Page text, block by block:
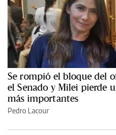
Se rompió el bloque del
el Senado y Milei pierde
más importantes
Pedro Lacour